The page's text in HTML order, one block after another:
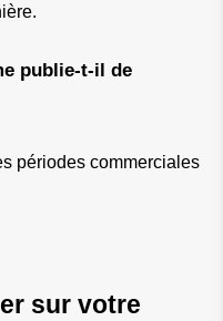
publie-t-il de
périodes commerciales
sur votre